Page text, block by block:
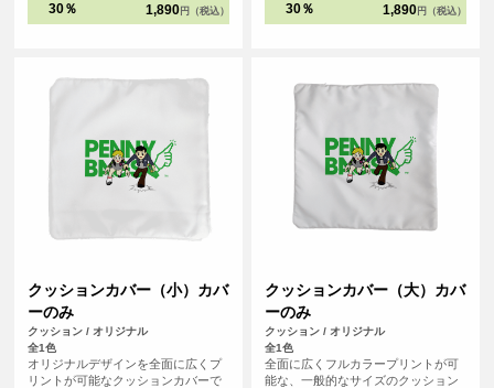
30％ 1,890 円（税込） 30％ 1,890 円（税込）
クッションカバー（小）カバ
ーのみ
クッション / オリジナル
全1色
オリジナルデザインを全面に広くプ
リントが可能なクッションカバーで
クッションカバー（大）カバ
ーのみ
クッション / オリジナル
全1色
全面に広くフルカラープリントが可
能な、一般的なサイズのクッション